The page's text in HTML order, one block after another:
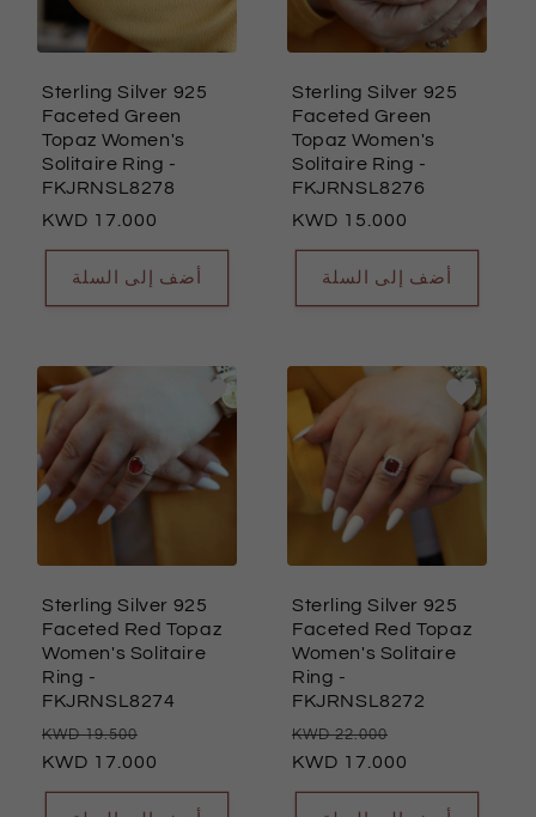
Sterling Silver 925
Faceted Green
Topaz Women's
Solitaire Ring -
FKJRNSL8278
السعر
العادي
17.000
أضف إلى السلة
Sterling Silver 925
Faceted Green
Topaz Women's
Solitaire Ring -
FKJRNSL8276
السعر
العادي
15.000
أضف إلى السلة
Sterling Silver 925
Faceted Red Topaz
Women's Solitaire
Ring -
FKJRNSL8274
السعر
العادي
19.500
البيع17.000
Sterling Silver 925
Faceted Red Topaz
Women's Solitaire
Ring -
FKJRNSL8272
السعر
العادي
22.000
البيع17.000